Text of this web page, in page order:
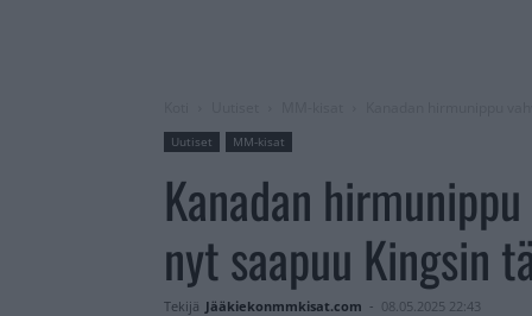
Uutiset MM-kisat
Kanadan
nyt saapuu Kingsin
Tekijä Jääkiekonmmkisat.com - 08.05.2025 22:43